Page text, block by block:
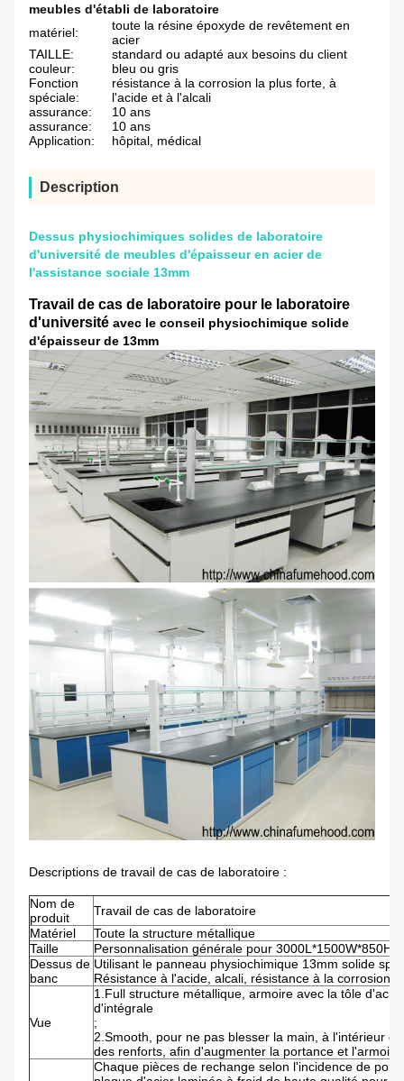
meubles d'établi de laboratoire
matériel:
toute la résine époxyde de revêtement en
acier
TAILLE:
standard ou adapté aux besoins du client
couleur:
bleu ou gris
Fonction
spéciale:
résistance à la corrosion la plus forte, à
l'acide et à l'alcali
assurance:
10 ans
assurance:
10 ans
Application:
hôpital, médical
Description
Dessus physiochimiques solides de laboratoire
d'université de meubles d'épaisseur en acier de
l'assistance sociale 13mm
Travail de cas de laboratoire pour le laboratoire
d'université avec le conseil physiochimique solide
d'épaisseur de 13mm
Descriptions de travail de cas de laboratoire :
Nom de
produit
Travail de cas de laboratoire
Matériel
Toute la structure métallique
Taille
Personnalisation générale pour 3000L*1500W*850H
Dessus de
banc
Utilisant le panneau physiochimique 13mm solide
Résistance à l'acide, alcali, résistance à la corrosion.
Vue
1.Full structure métallique, armoire avec la tôle
d'intégrale
2.Smooth, pour ne pas blesser la main, à l'intérieur
des renforts, afin d'augmenter la portance et
Chaque pièces de rechange selon l'incidence de